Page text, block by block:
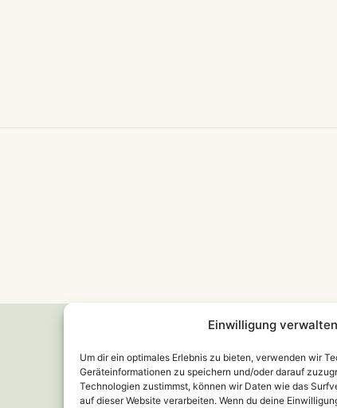
Einwilligung verwalten
Um dir ein optimales Erlebnis zu bieten, verwenden wir
Geräteinformationen zu speichern und/oder darauf
Technologien zustimmst, können wir Daten wie das
auf dieser Website verarbeiten. Wenn du deine